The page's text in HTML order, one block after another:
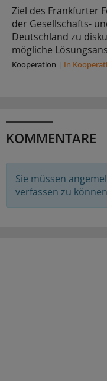
Ziel des Frankfurter
der Gesellschafts-
Deutschland zu
mögliche
Kooperation | In
KOMMENTARE
Sie müssen
verfassen zu